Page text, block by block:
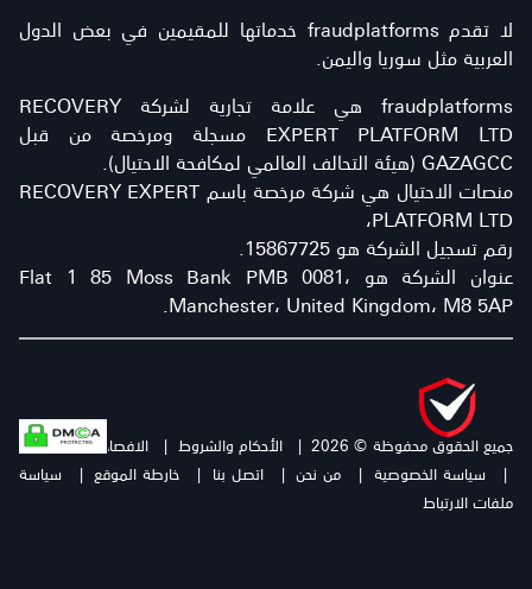
لا تقدم fraudplatforms خدماتها للمقيمين في بعض الدول
العربية مثل سوريا واليمن.
fraudplatforms هي علامة تجارية لشركة RECOVERY
EXPERT PLATFORM LTD مسجلة ومرخصة من قبل
GAZAGCC (هيئة التحالف العالمي لمكافحة الاحتيال).
منصات الاحتيال هي شركة مرخصة باسم RECOVERY EXPERT
PLATFORM LTD،
رقم تسجيل الشركة هو 15867725.
عنوان الشركة هو Flat 1 85 Moss Bank PMB 0081،
Manchester، United Kingdom، M8 5AP.
جميع الحقوق محفوظة © 2026 |الأحكام والشروط | الافصاح عن المخاطرة
| سياسة الخصوصية| من نحن|اتصل بنا |خارطة الموقع | سياسة
ملفات الارتباط